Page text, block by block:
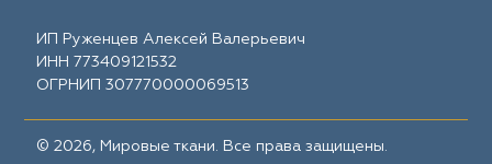
ИП Руженцев Алексей Валерьевич
ИНН 773409121532
ОГРНИП 307770000069513
© 2026, Мировые ткани. Все права защищены.